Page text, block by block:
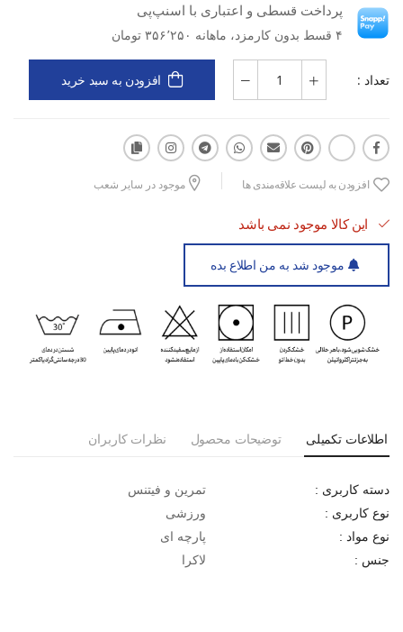
پرداخت قسطی و اعتباری با اسنپ‌پی
۴ قسط بدون کارمزد، ماهانه ۳۵۶٬۲۵۰ تومان
تعداد : افزودن به سبد خرید
افزودن به لیست علاقه‌مندی ها موجود در سایر شعب
این کالا موجود نمی باشد
موجود شد به من اطلاع بده
اطلاعات تکمیلی توضیحات محصول نظرات کاربران
دسته کاربری : تمرین و فیتنس
نوع کاربری : ورزشی
نوع مواد : پارچه ای
جنس : لاکرا